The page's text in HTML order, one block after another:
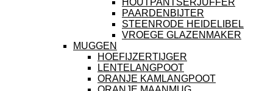
HOUTPANTSERJUFFER
PAARDENBIJTER
STEENRODE HEIDELIBEL
VROEGE GLAZENMAKER
MUGGEN
HOEFIJZERTIJGER
LENTELANGPOOT
ORANJE KAMLANGPOOT